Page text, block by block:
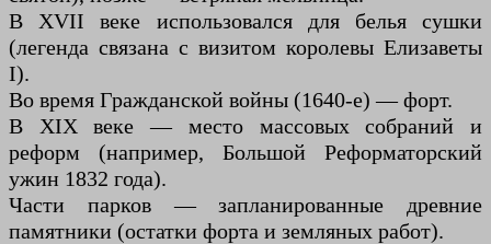
В XVII веке использовался для белья сушки
(легенда связана с визитом королевы Елизаветы
I).
Во время Гражданской войны (1640-е) — форт.
В XIX веке — место массовых собраний и
реформ (например, Большой Реформаторский
ужин 1832 года).
Части парков — запланированные древние
памятники (остатки форта и земляных работ).